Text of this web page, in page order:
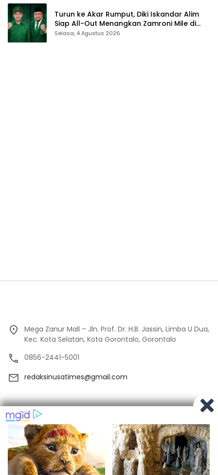
Turun ke Akar Rumput, Diki Iskandar Alim
Siap All-Out Menangkan Zamroni Mile di
Pilkada Bone Bolango
Selasa, 4 Agustus 2026
Mega Zanur Mall – Jln. Prof. Dr. H.B. Jassin, Limba U Dua,
Kec. Kota Selatan, Kota Gorontalo, Gorontalo
0856-2441-5001
redaksinusatimes@gmail.com
Tentang Kami Redaksi
Pedoman Media Siber
Privacy
Indeks Berita